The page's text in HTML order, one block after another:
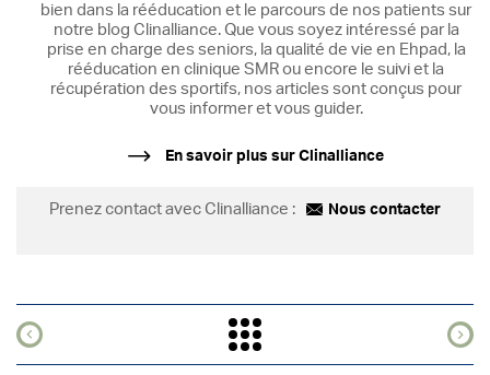
bien dans la rééducation et le parcours de nos patients sur
notre blog Clinalliance. Que vous soyez intéressé par la
prise en charge des seniors, la qualité de vie en Ehpad, la
rééducation en clinique SMR ou encore le suivi et la
récupération des sportifs, nos articles sont conçus pour
vous informer et vous guider.
En savoir plus sur Clinalliance
Prenez contact avec Clinalliance : Nous contacter